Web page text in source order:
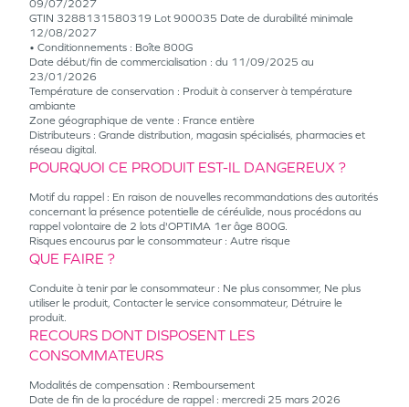
09/07/2027
GTIN 3288131580319 Lot 900035 Date de durabilité minimale
12/08/2027
• Conditionnements : Boîte 800G
Date début/fin de commercialisation : du 11/09/2025 au
23/01/2026
Température de conservation : Produit à conserver à température
ambiante
Zone géographique de vente : France entière
Distributeurs : Grande distribution, magasin spécialisés, pharmacies et
réseau digital.
POURQUOI CE PRODUIT EST-IL DANGEREUX ?
Motif du rappel : En raison de nouvelles recommandations des autorités
concernant la présence potentielle de céréulide, nous procédons au
rappel volontaire de 2 lots d'OPTIMA 1er âge 800G.
Risques encourus par le consommateur : Autre risque
QUE FAIRE ?
Conduite à tenir par le consommateur : Ne plus consommer, Ne plus
utiliser le produit, Contacter le service consommateur, Détruire le
produit.
RECOURS DONT DISPOSENT LES
CONSOMMATEURS
Modalités de compensation : Remboursement
Date de fin de la procédure de rappel : mercredi 25 mars 2026